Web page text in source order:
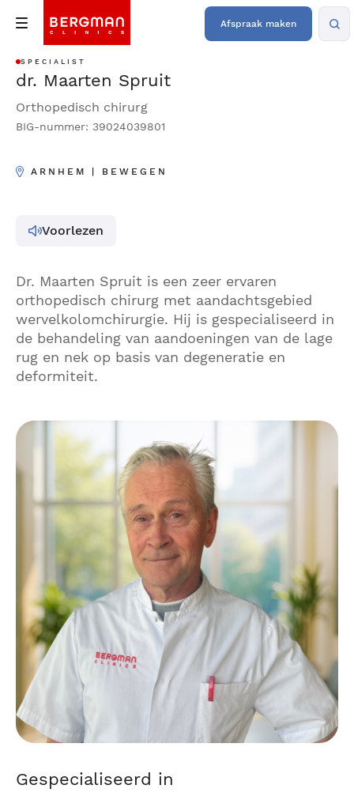
Afspraak maken
SPECIALIST
dr. Maarten Spruit
Orthopedisch chirurg
BIG-nummer: 39024039801
ARNHEM | BEWEGEN
Voorlezen
Dr. Maarten Spruit is een zeer ervaren
orthopedisch chirurg met aandachtsgebied
wervelkolomchirurgie. Hij is gespecialiseerd in
de behandeling van aandoeningen van de lage
rug en nek op basis van degeneratie en
deformiteit.
Gespecialiseerd in